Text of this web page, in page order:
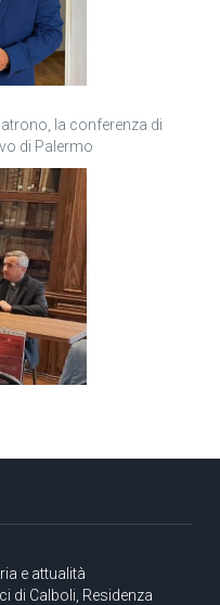
la conferenza di
di Palermo
e attualità
di Calboli, Residenza